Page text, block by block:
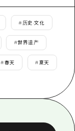
# 历史·文化
#世界遗产
#春天 # 夏天